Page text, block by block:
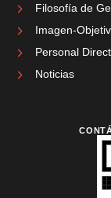
Filosofía de
Imagen-
Personal
Noticias